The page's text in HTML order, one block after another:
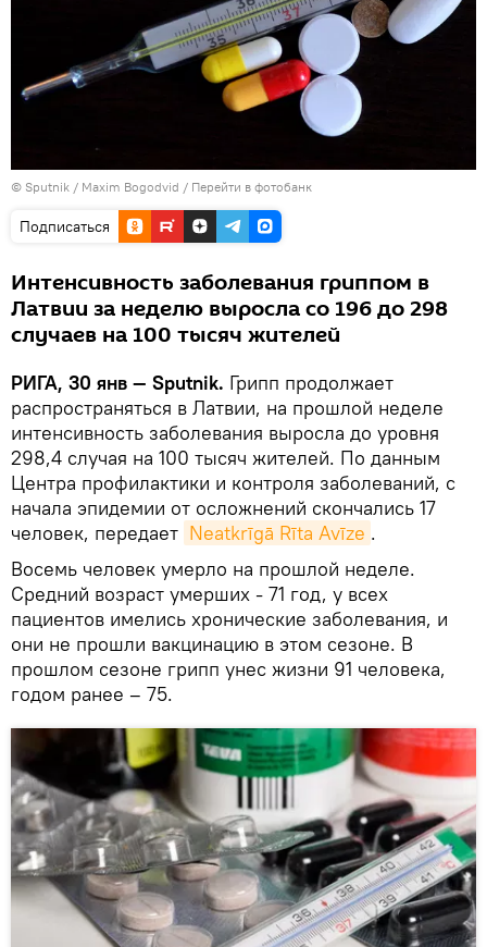
© Sputnik / Maxim Bogodvid / Перейти в фотобанк
Подписаться
Интенсивность заболевания гриппом в
Латвии за неделю выросла со 196 до 298
случаев на 100 тысяч жителей
РИГА, 30 янв — Sputnik. Грипп продолжает
распространяться в Латвии, на прошлой неделе
интенсивность заболевания выросла до уровня
298,4 случая на 100 тысяч жителей. По данным
Центра профилактики и контроля заболеваний, с
начала эпидемии от осложнений скончались 17
человек, передает Neatkrīgā Rīta Avīze .
Восемь человек умерло на прошлой неделе.
Средний возраст умерших - 71 год, у всех
пациентов имелись хронические заболевания, и
они не прошли вакцинацию в этом сезоне. В
прошлом сезоне грипп унес жизни 91 человека,
годом ранее – 75.